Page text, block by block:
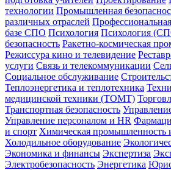
технологии Промышленная
различных отраслей
базе СПО Психология Психология
безопасность Ракетно-космическая
Режиссура кино и телевидение
услуги Связь и телекоммуникации
Социальное обслуживание
Теплоэнергетика и теплотехника
медицинской техники (ТОМТ)
Транспортная безопасность
Управление персоналом и HR
и спорт Химическая промышленность
Холодильное оборудование
Экономика и финансы Экспертиза
Электробезопасность Энергетика